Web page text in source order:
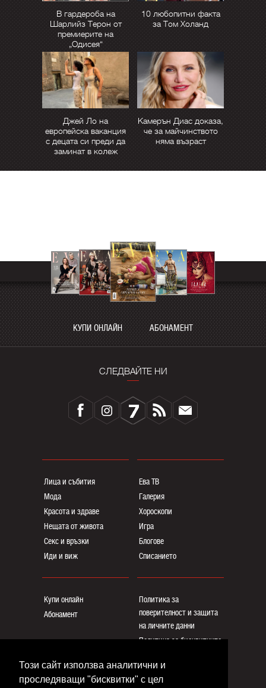
Този сайт използва аналитични и
проследяващи "бисквитки" с цел
В гардероба на
Шарлийз Терон от
премиерите на
„Одисея“
10 любопитни факта
за Том Холанд
Джей Ло на
европейска ваканция
с децата си преди да
заминат в колеж
Камерън Диас доказа,
че за майчинството
няма възраст
КУПИ ОНЛАЙН АБОНАМЕНТ
СЛЕДВАЙТЕ НИ
Лица и събития
Мода
Красота и здраве
Нещата от живота
Секс и връзки
Иди и виж
Ева ТВ
Галерия
Хороскопи
Игра
Блогoве
Списанието
Купи онлайн
Абонамент
Политика за
поверителност и защита
на личните данни
Политика за бисквитките
Общи условия
Контакти